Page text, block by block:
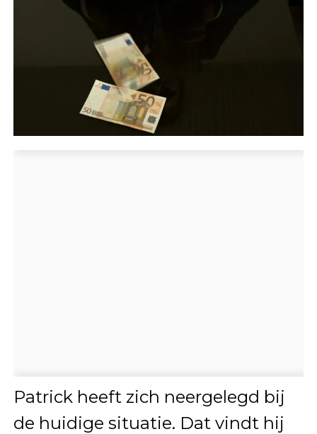
Patrick heeft zich neergelegd bij
de huidige situatie. Dat vindt hij